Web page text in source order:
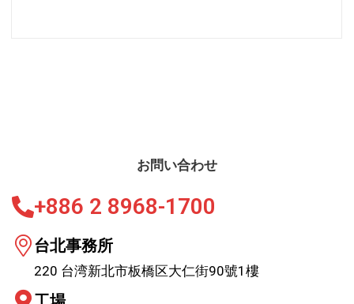
お問い合わせ
+886 2 8968-1700
台北事務所
220 台湾新北市板橋区大仁街90號1樓